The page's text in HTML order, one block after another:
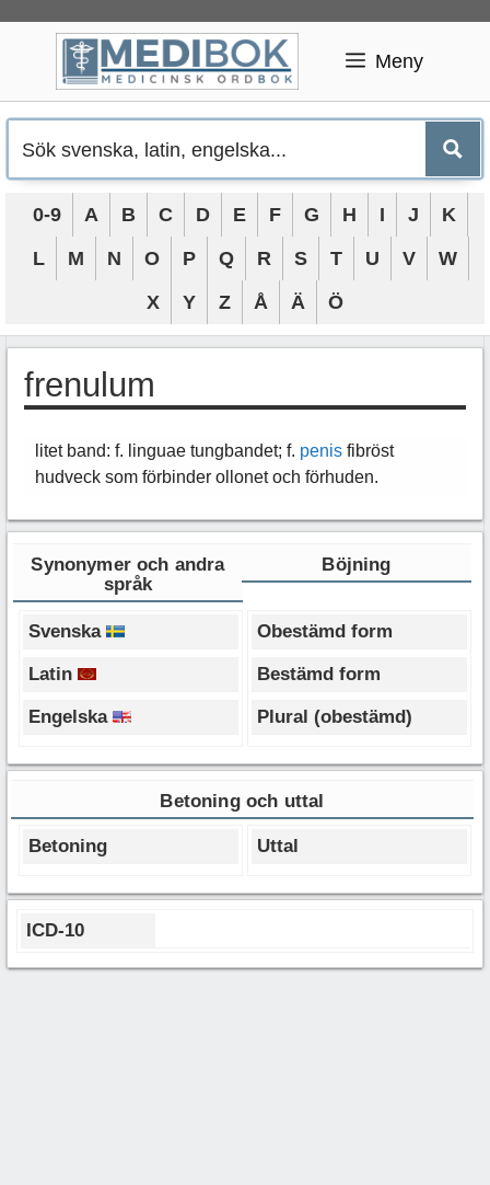
Meny
0-9 A B C D E F G H I J
K
L
M N O P Q R S T U V
W
X
Y Z Å Ä Ö
frenulum
litet band: f. linguae tungbandet; f. penis fibröst
hudveck som förbinder ollonet och förhuden.
Synonymer och andra
språk
Böjning
Svenska
Latin
Engelska
Obestämd form
Bestämd form
Plural (obestämd)
Betoning och uttal
Betoning Uttal
ICD-10